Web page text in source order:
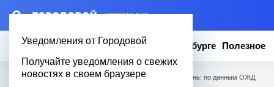
– НОВОСТИ ДНЯ
Уведомления от Городовой
Получайте уведомления о свежих
новостях в своем браузере
Новости Эксклюзив Вопросы о Петербурге Полезное
Городовой Новости Петербурга / Цена секунды — жизнь: по данным ОЖД,